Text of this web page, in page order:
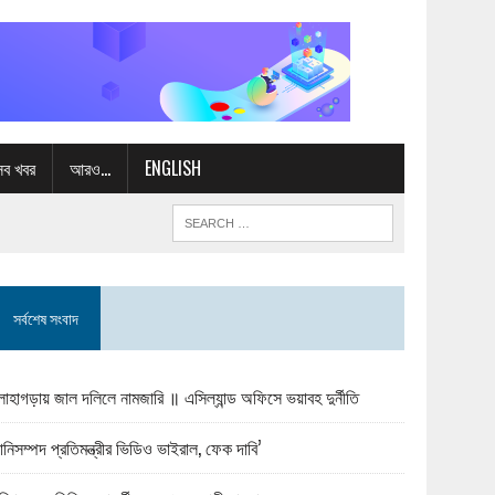
খবর আরও… ENGLISH
সর্বশেষ সংবাদ
জাল দলিলে নামজারি ॥ এসিল্যান্ড অফিসে ভয়াবহ দুর্নীতি
প্রতিমন্ত্রীর ভিডিও ভাইরাল, ফেক দাবি’